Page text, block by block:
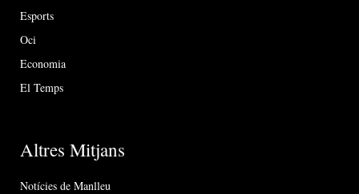
Esports
Oci
Economia
El Temps
Altres Mitjans
Notícies de Manlleu